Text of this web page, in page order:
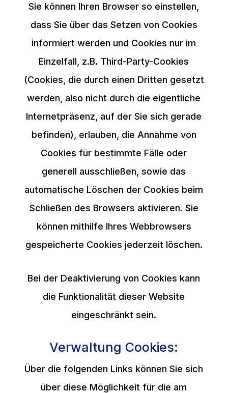
Sie können Ihren Browser so einstellen,
dass Sie über das Setzen von Cookies
informiert werden und Cookies nur im
Einzelfall, z.B. Third-Party-Cookies
(Cookies, die durch einen Dritten gesetzt
werden, also nicht durch die eigentliche
Internetpräsenz, auf der Sie sich gerade
befinden), erlauben, die Annahme von
Cookies für bestimmte Fälle oder
generell ausschließen, sowie das
automatische Löschen der Cookies beim
Schließen des Browsers aktivieren. Sie
können mithilfe Ihres Webbrowsers
gespeicherte Cookies jederzeit löschen.
Bei der Deaktivierung von Cookies kann
die Funktionalität dieser Website
eingeschränkt sein.
Verwaltung Cookies:
Über die folgenden Links können Sie sich
über diese Möglichkeit für die am